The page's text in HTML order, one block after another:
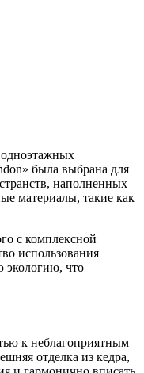
одноэтажных
была выбрана для
наполненных
материалы, такие как
с комплексной
использования
экологию, что
к неблагоприятным
отделка из кедра,